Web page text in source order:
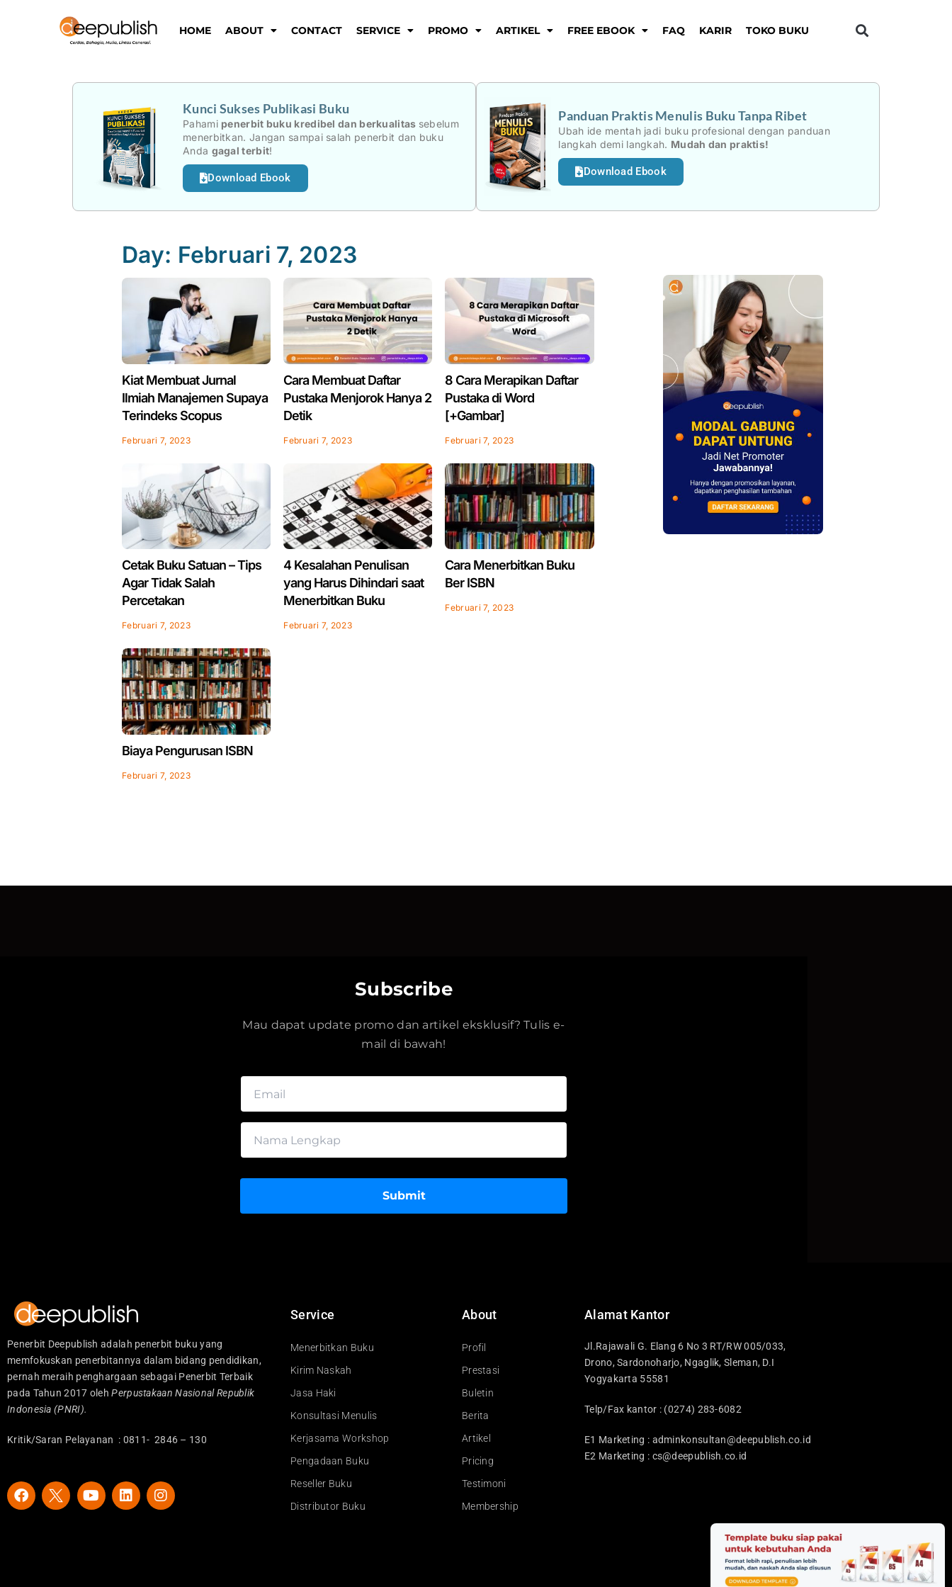
HOME ABOUT CONTACT SERVICE PROMO ARTIKEL FREE EBOOK FAQ KARIR TOKO BUKU
Kunci Sukses Publikasi Buku
Pahami penerbit buku kredibel dan berkualitas sebelum
menerbitkan. Jangan sampai salah penerbit dan buku
Anda gagal terbit!
Download Ebook
Panduan Praktis Menulis Buku Tanpa Ribet
Ubah ide mentah jadi buku profesional dengan panduan
langkah demi langkah. Mudah dan praktis!
Download Ebook
Day: Februari 7, 2023
Kiat Membuat Jurnal
Ilmiah Manajemen Supaya
Terindeks Scopus
Februari 7, 2023
Cara Membuat Daftar
Pustaka Menjorok Hanya 2
Detik
Februari 7, 2023
8 Cara Merapikan Daftar
Pustaka di Word
[+Gambar]
Februari 7, 2023
Cetak Buku Satuan – Tips
Agar Tidak Salah
Percetakan
Februari 7, 2023
4 Kesalahan Penulisan
yang Harus Dihindari saat
Menerbitkan Buku
Februari 7, 2023
Cara Menerbitkan Buku
Ber ISBN
Februari 7, 2023
Biaya Pengurusan ISBN
Februari 7, 2023
Subscribe
Mau dapat update promo dan artikel eksklusif? Tulis e-
mail di bawah!
Submit
Penerbit Deepublish adalah penerbit buku yang
memfokuskan penerbitannya dalam bidang pendidikan,
pernah meraih penghargaan sebagai Penerbit Terbaik
pada Tahun 2017 olehPerpustakaan Nasional Republik
Indonesia (PNRI).
Kritik/Saran Pelayanan : 0811- 2846 – 130
F
a
Y
o
L
i
I
n
Service
Menerbitkan Buku
Kirim Naskah
Jasa Haki
Konsultasi Menulis
Kerjasama Workshop
Pengadaan Buku
Reseller Buku
Distributor Buku
About
Profil
Prestasi
Buletin
Berita
Artikel
Pricing
Testimoni
Membership
Alamat Kantor
Jl.Rajawali G. Elang 6 No 3 RT/RW 005/033,
Drono, Sardonoharjo, Ngaglik, Sleman, D.I
Yogyakarta 55581
Telp/Fax kantor : (0274) 283-6082
E1 Marketing : adminkonsultan@deepublish.co.id
E2 Marketing : cs@deepublish.co.id